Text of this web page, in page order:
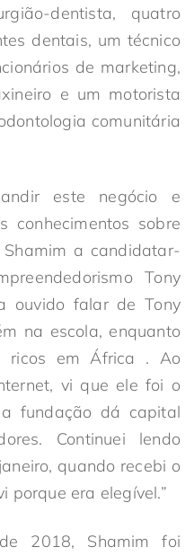
dentista, quatro
dentais, um técnico
de marketing,
e um motorista
comunitária
este negócio e
conhecimentos sobre
Shamim a candidatar-
Tony
ouvido falar de Tony
na escola, enquanto
ricos em África . Ao
vi que ele foi o
fundação dá capital
Continuei lendo
quando recebi o
porque era elegível.”
2018, Shamim foi